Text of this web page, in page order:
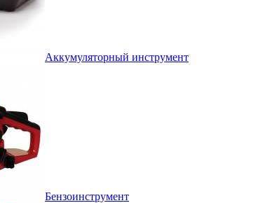
Аккумуляторный инструмент
Бензоинструмент